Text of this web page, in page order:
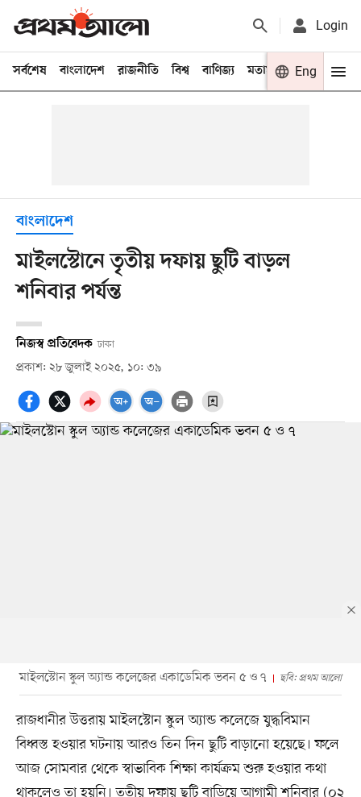
Login
সর্বশেষ বাংলাদেশ রাজনীতি বিশ্ব বাণিজ্য মতামত খেলা
Eng
বাংলাদেশ
মাইলস্টোনে তৃতীয় দফায় ছুটি বাড়ল
শনিবার পর্যন্ত
নিজস্ব প্রতিবেদক ঢাকা
প্রকাশ: ২৮ জুলাই ২০২৫, ১০: ৩৯
মাইলস্টোন স্কুল অ্যান্ড কলেজের একাডেমিক ভবন ৫ ও ৭ ছবি: প্রথম আলো
রাজধানীর উত্তরায় মাইলস্টোন স্কুল অ্যান্ড কলেজে যুদ্ধবিমান
বিধ্বস্ত হওয়ার ঘটনায় আরও তিন দিন ছুটি বাড়ানো হয়েছে। ফলে
আজ সোমবার থেকে স্বাভাবিক শিক্ষা কার্যক্রম শুরু হওয়ার কথা
থাকলেও তা হয়নি। তৃতীয় দফায় ছুটি বাড়িয়ে আগামী শনিবার (০২